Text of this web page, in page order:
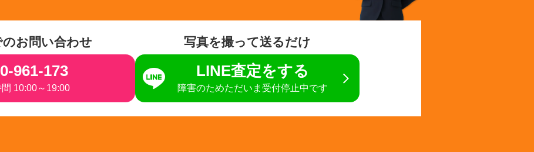
のお問い合わせ
961-173
10:00～19:00
写真を撮って送るだけ
LINE査定をする
障害のためただいま受付停止中です